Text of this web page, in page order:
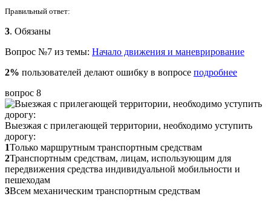
Правильный ответ:
3. Обязаны
Вопрос №7 из темы: Начало движения и маневрирование
2% пользователей делают ошибку в вопросе подробнее
вопрос 8
Выезжая с прилегающей территории, необходимо уступить
дорогу:
1Только маршрутным транспортным средствам
2Транспортным средствам, лицам, использующим для
передвижения средства индивидуальной мобильности и
пешеходам
3Всем механическим транспортным средствам